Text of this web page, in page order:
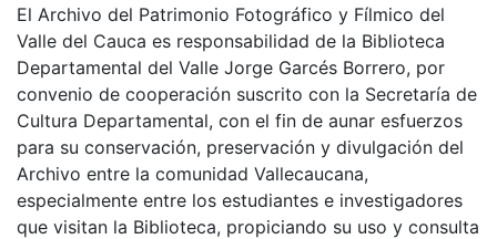
El Archivo del Patrimonio Fotográfico y Fílmico del
Valle del Cauca es responsabilidad de la Biblioteca
Departamental del Valle Jorge Garcés Borrero, por
convenio de cooperación suscrito con la Secretaría de
Cultura Departamental, con el fin de aunar esfuerzos
para su conservación, preservación y divulgación del
Archivo entre la comunidad Vallecaucana,
especialmente entre los estudiantes e investigadores
que visitan la Biblioteca, propiciando su uso y consulta